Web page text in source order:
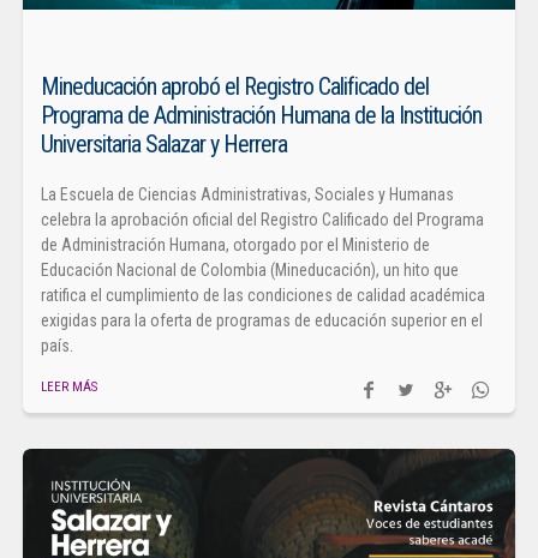
Mineducación aprobó el Registro Calificado del
Programa de Administración Humana de la Institución
Universitaria Salazar y Herrera
La Escuela de Ciencias Administrativas, Sociales y Humanas
celebra la aprobación oficial del Registro Calificado del Programa
de Administración Humana, otorgado por el Ministerio de
Educación Nacional de Colombia (Mineducación), un hito que
ratifica el cumplimiento de las condiciones de calidad académica
exigidas para la oferta de programas de educación superior en el
país.
LEER MÁS